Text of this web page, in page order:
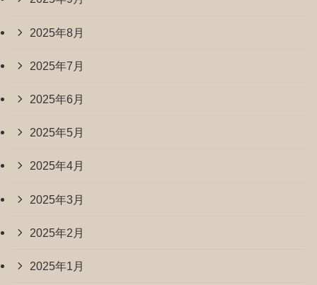
2025年8月
2025年7月
2025年6月
2025年5月
2025年4月
2025年3月
2025年2月
2025年1月